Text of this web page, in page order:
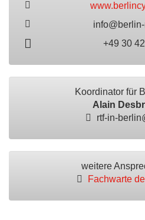
+49 30
Koordinator für
Alain
rtf-in-
weitere
Fachwarte